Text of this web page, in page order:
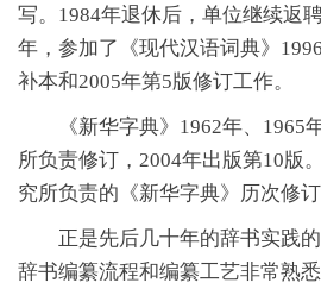
写。1984年退休后，单位继续返
年，参加了《现代汉语词典》
补本和2005年第5版修订工作。
《新华字典》1962年、1965
所负责修订，2004年出版第10版
究所负责的《新华字典》历次修订
正是先后几十年的辞书实践的
辞书编纂流程和编纂工艺非常熟